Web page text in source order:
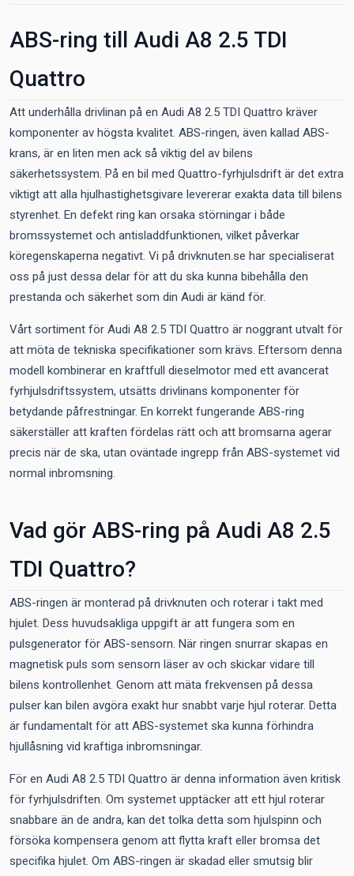
ABS-ring till Audi A8 2.5 TDI
Quattro
Att underhålla drivlinan på en Audi A8 2.5 TDI Quattro kräver
komponenter av högsta kvalitet. ABS-ringen, även kallad ABS-
krans, är en liten men ack så viktig del av bilens
säkerhetssystem. På en bil med Quattro-fyrhjulsdrift är det extra
viktigt att alla hjulhastighetsgivare levererar exakta data till bilens
styrenhet. En defekt ring kan orsaka störningar i både
bromssystemet och antisladdfunktionen, vilket påverkar
köregenskaperna negativt. Vi på drivknuten.se har specialiserat
oss på just dessa delar för att du ska kunna bibehålla den
prestanda och säkerhet som din Audi är känd för.
Vårt sortiment för Audi A8 2.5 TDI Quattro är noggrant utvalt för
att möta de tekniska specifikationer som krävs. Eftersom denna
modell kombinerar en kraftfull dieselmotor med ett avancerat
fyrhjulsdriftssystem, utsätts drivlinans komponenter för
betydande påfrestningar. En korrekt fungerande ABS-ring
säkerställer att kraften fördelas rätt och att bromsarna agerar
precis när de ska, utan oväntade ingrepp från ABS-systemet vid
normal inbromsning.
Vad gör ABS-ring på Audi A8 2.5
TDI Quattro?
ABS-ringen är monterad på drivknuten och roterar i takt med
hjulet. Dess huvudsakliga uppgift är att fungera som en
pulsgenerator för ABS-sensorn. När ringen snurrar skapas en
magnetisk puls som sensorn läser av och skickar vidare till
bilens kontrollenhet. Genom att mäta frekvensen på dessa
pulser kan bilen avgöra exakt hur snabbt varje hjul roterar. Detta
är fundamentalt för att ABS-systemet ska kunna förhindra
hjullåsning vid kraftiga inbromsningar.
För en Audi A8 2.5 TDI Quattro är denna information även kritisk
för fyrhjulsdriften. Om systemet upptäcker att ett hjul roterar
snabbare än de andra, kan det tolka detta som hjulspinn och
försöka kompensera genom att flytta kraft eller bromsa det
specifika hjulet. Om ABS-ringen är skadad eller smutsig blir